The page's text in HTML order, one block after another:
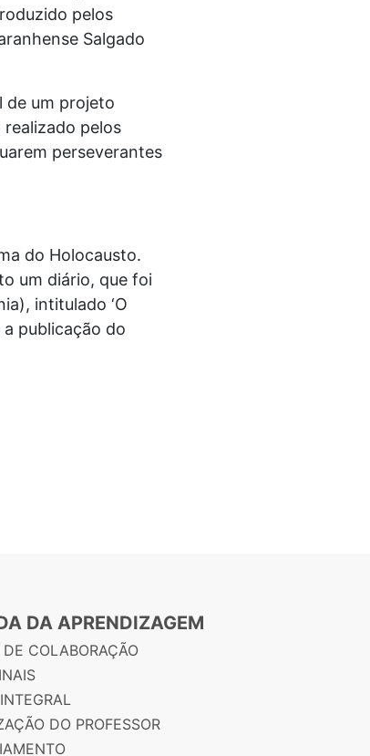
pelos
Salgado
de um projeto
pelos
perseverantes
do Holocausto.
um diário, que foi
intitulado ‘O
a publicação do
DA APRENDIZAGEM
DE COLABORAÇÃO
DO PROFESSOR